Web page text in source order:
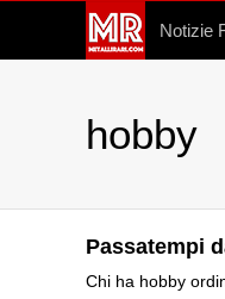
Notizie
hobby
Passatempi
Chi ha hobby